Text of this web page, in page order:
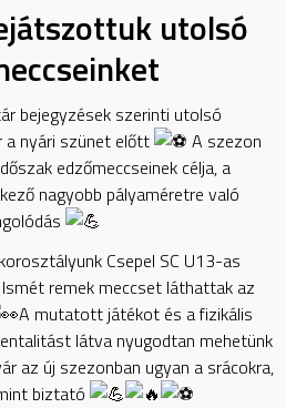
utolsó
bejegyzések szerinti utolsó
a nyári szünet előtt
A szezon
edzőmeccseinek célja, a
nagyobb pályaméretre való
Csepel SC U13-as
remek meccset láthattak az
A mutatott játékot és a fizikális
látva nyugodtan mehetünk
az új szezonban ugyan a srácokra,
biztató